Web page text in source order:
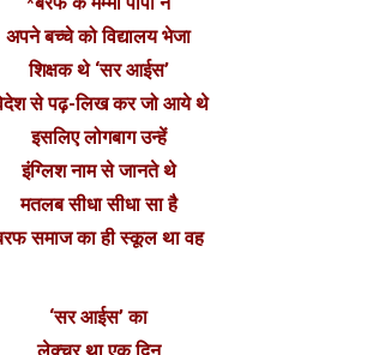
अपने बच्चे को विद्यालय भेजा
शिक्षक थे ‘सर आईस’
से पढ़-लिख कर जो आये थे
इसलिए लोगबाग उन्हें
इंग्लिश नाम से जानते थे
मतलब सीधा सीधा सा है
समाज का ही स्कूल था वह
‘सर आईस’ का